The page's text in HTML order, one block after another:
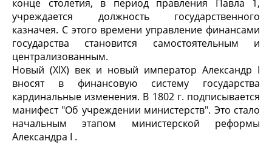
конце столетия, в период правления Павла 1,
учреждается должность государственного
казначея. С этого времени управление финансами
государства становится самостоятельным и
централизованным.
Новый (XIX) век и новый император Александр I
вносят в финансовую систему государства
кардинальные изменения. В 1802 г. подписывается
манифест "Об учреждении министерств". Это стало
начальным этапом министерской реформы
Александра I .